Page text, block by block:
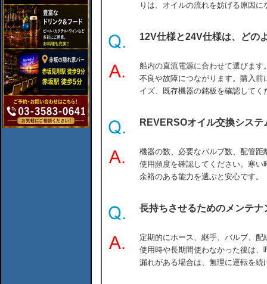
りは、オイルの流れを妨げる原因に
12V仕様と24V仕様は、どの
船内の直流電源に合わせて選びま
不良や故障につながります。購入
イズ、既存機器の銘板を確認してく
REVERSOオイル交換シス
機器の数、必要なバルブ数、配管
使用頻度を確認してください。寒
余裕のある能力を選ぶと安心です。
長持ちさせるためのメンテナ
定期的にホース、継手、バルブ、
使用時や長期間使わなかった後は
漏れがある場合は、無理に運転を続